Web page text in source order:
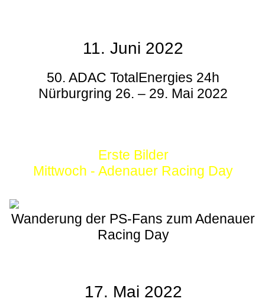
11. Juni 2022
50. ADAC TotalEnergies 24h
Nürburgring 26. – 29. Mai 2022
Erste Bilder
Mittwoch - Adenauer Racing Day
Wanderung der PS-Fans zum Adenauer
Racing Day
17. Mai 2022